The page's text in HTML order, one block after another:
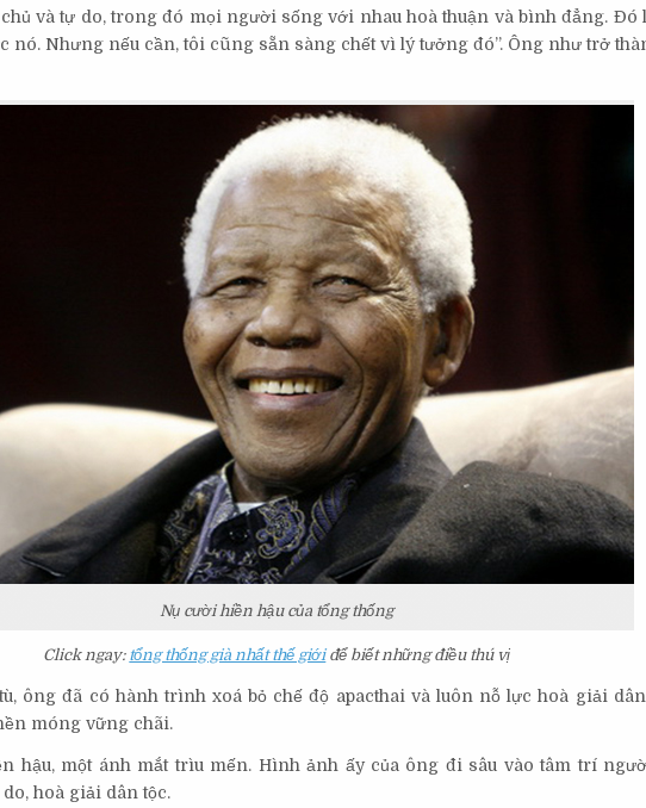
và tự do, trong đó mọi người sống với nhau hoà thuận và bình đẳng. Đó
nó. Nhưng nếu cần, tôi cũng sẵn sàng chết vì lý tưởng đó”. Ông như trở
Nụ cười hiền hậu của tổng thống
Click ngay: tổng thống già nhất thế giớiđể biết những điều thú vị
ông đã có hành trình xoá bỏ chế độ apacthai và luôn nỗ lực hoà giải
móng vững chãi.
hậu, một ánh mắt trìu mến. Hình ảnh ấy của ông đi sâu vào tâm trí
hoà giải dân tộc.